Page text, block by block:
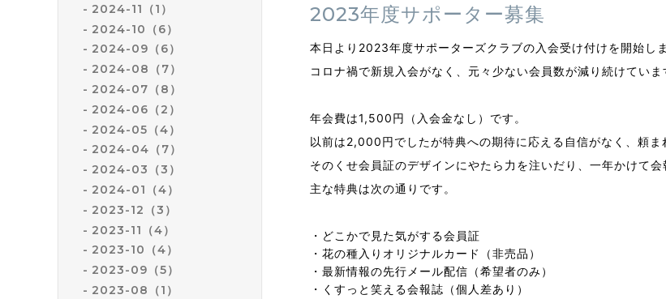
2024-11（1）
2024-10（6）
2024-09（6）
2024-08（7）
2024-07（8）
2024-06（2）
2024-05（4）
2024-04（7）
2024-03（3）
2024-01（4）
2023-12（3）
2023-11（4）
2023-10（4）
2023-09（5）
2023-08（1）
2023年度サポーター募集
本日より2023年度サポーターズクラブの入会受け付けを開始しま
コロナ禍で新規入会がなく、元々少ない会員数が減り続けてい
年会費は1,500円（入会金なし）です。
以前は2,000円でしたが特典への期待に応える自信がなく、頼ま
そのくせ会員証のデザインにやたら力を注いだり、一年かけて会
主な特典は次の通りです。
・どこかで見た気がする会員証
・花の種入りオリジナルカード（非売品）
・最新情報の先行メール配信（希望者のみ）
・くすっと笑える会報誌（個人差あり）